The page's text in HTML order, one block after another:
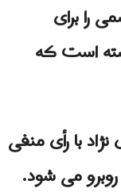
را برای
است که
با رأی منفی
می شود.